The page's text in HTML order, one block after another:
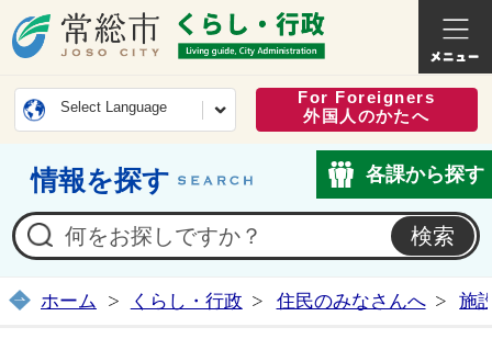
常総市公式ホームページ
くらし
Select Language
For Foreigners
外国人のかたへ
情報を探す 各課から探す
ホーム くらし・行政 住民のみなさんへ 施